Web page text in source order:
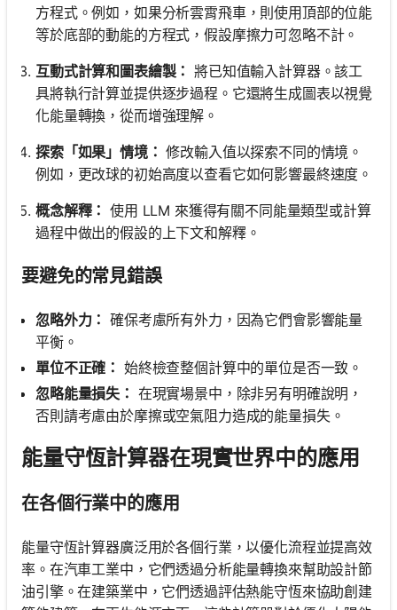
方程式。例如，如果分析雲霄飛車，則使用頂部的位能
等於底部的動能的方程式，假設摩擦力可忽略不計。
互動式計算和圖表繪製： 將已知值輸入計算器。該工
具將執行計算並提供逐步過程。它還將生成圖表以視覺
化能量轉換，從而增強理解。
探索「如果」情境： 修改輸入值以探索不同的情境。
例如，更改球的初始高度以查看它如何影響最終速度。
概念解釋： 使用 LLM 來獲得有關不同能量類型或計算
過程中做出的假設的上下文和解釋。
要避免的常見錯誤
忽略外力： 確保考慮所有外力，因為它們會影響能量
平衡。
單位不正確： 始終檢查整個計算中的單位是否一致。
忽略能量損失： 在現實場景中，除非另有明確說明，
否則請考慮由於摩擦或空氣阻力造成的能量損失。
能量守恆計算器在現實世界中的應用
在各個行業中的應用
能量守恆計算器廣泛用於各個行業，以優化流程並提高效
率。在汽車工業中，它們透過分析能量轉換來幫助設計節
油引擎。在建築業中，它們透過評估熱能守恆來協助創建